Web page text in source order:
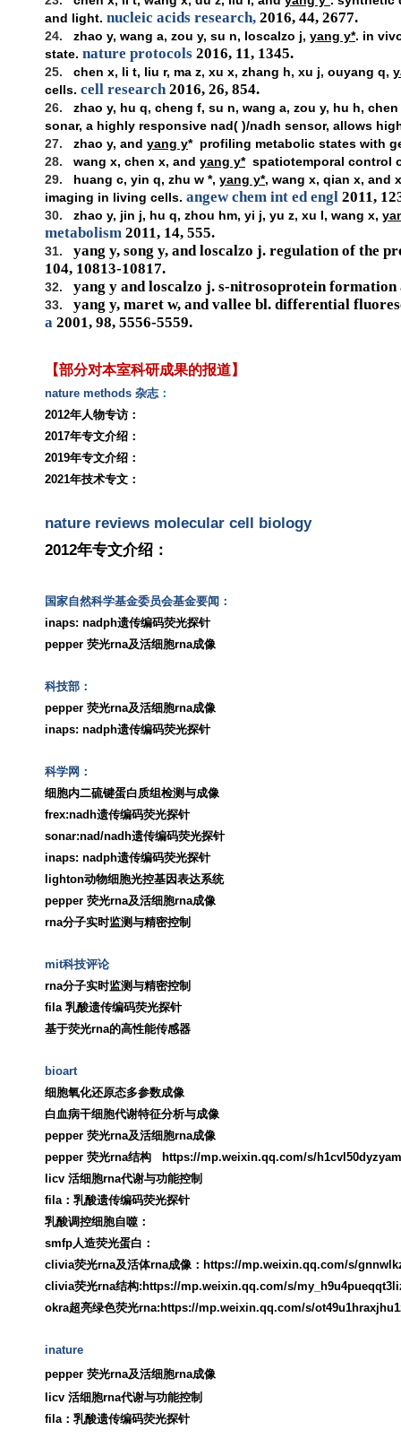
and light. nucleic acids research, 2016, 44, 2677.
24. zhao y, wang a, zou y, su n, loscalzo j, yang y*. in
state. nature protocols 2016, 11, 1345.
25. chen x, li t, liu r, ma z, xu x, zhang h, xu j, ouyang q,
cells. cell research2016, 26, 854.
26.
zhao y, hu q, cheng f, su n, wang a, zou y, hu h,
sonar, a highly responsive nad( )/nadh sensor, allows
27.
zhao y, and yang y* profiling metabolic states with
28.
wang x, chen x, and yang y*spatiotemporal control
29.
huang c, yin q, zhu w *, yang y*, wang x, qian x, and
imaging in living cells. angew chem int ed engl 2011,
30. zhao y, jin j, hu q, zhou hm, yi j, yu z, xu l, wang x,
metabolism 2011, 14, 555.
31.
yang y, song y, and loscalzo j. regulation of the
104, 10813-10817.
32. yang y and loscalzo j. s-nitrosoprotein
33.
yang y, maret w, and vallee bl. differential
a 2001, 98, 5556-5559.
【部分对本室科研成果的报道】
nature methods 杂志 ：
2012年人物专访：
2017年专文介绍：
2019年专文介绍：
2021年技术专文：
nature reviews molecular cell biology
2012年专文介绍：
国家自然科学基金委员会基金要闻：
inaps: nadph遗传编码荧光探针
pepper 荧光rna及活细胞rna成像
科技部：
pepper 荧光rna及活细胞rna成像
inaps: nadph遗传编码荧光探针
科学网：
细胞内二硫键蛋白质组检测与成像
frex:nadh遗传编码荧光探针
sonar:nad/nadh遗传编码荧光探针
inaps: nadph遗传编码荧光探针
lighton动物细胞光控基因表达系统
pepper 荧光rna及活细胞rna成像
rna分子实时监测与精密控制
mit科技评论
rna分子实时监测与精密控制
fila 乳酸遗传编码荧光探针
基于荧光rna的高性能传感器
bioart
细胞氧化还原态多参数成像
白血病干细胞代谢特征分析与成像
pepper 荧光rna及活细胞rna成像
pepper 荧光rna结构 https://mp.weixin.qq.com/s/
licv 活细胞rna代谢与功能控制
fila ：乳酸遗传编码荧光探针
乳酸调控细胞自噬：
smfp 人造荧光蛋白：
clivia荧光rna及活体rna成像： https://mp.weixin.qq.com/s/
clivia荧光rna结构:https://mp.weixin.qq.com/s/
okra超亮绿色荧光rna:https://mp.weixin.qq.com/s/
inature
pepper 荧光rna及活细胞rna成像
licv 活细胞rna代谢与功能控制
fila ：乳酸遗传编码荧光探针